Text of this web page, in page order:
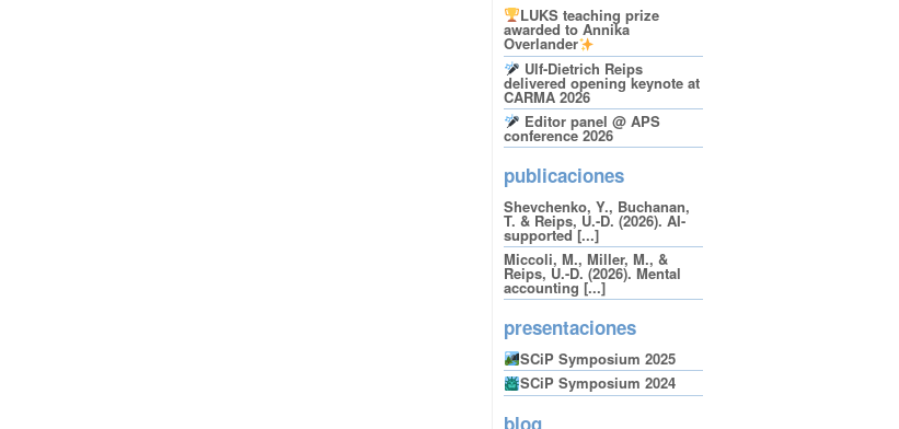
LUKS teaching prize
awarded to Annika
Overlander
Ulf-Dietrich Reips
delivered opening keynote at
CARMA 2026
Editor panel @ APS
conference 2026
publicaciones
Shevchenko, Y., Buchanan,
T. & Reips, U.-D. (2026). AI-
supported [...]
Miccoli, M., Miller, M., &
Reips, U.-D. (2026). Mental
accounting [...]
presentaciones
SCiP Symposium 2025
SCiP Symposium 2024
blog